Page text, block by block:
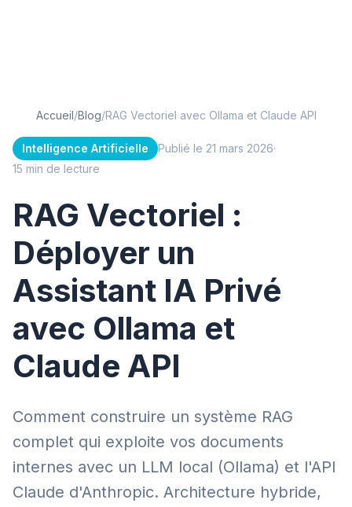
Accueil/Blog/RAG Vectoriel avec Ollama et Claude API
Intelligence Artificielle Publié le 21 mars 2026·
15 min de lecture
RAG Vectoriel :
Déployer un
Assistant IA Privé
avec Ollama et
Claude API
Comment construire un système RAG
complet qui exploite vos documents
internes avec un LLM local (Ollama) et l'API
Claude d'Anthropic. Architecture hybride,